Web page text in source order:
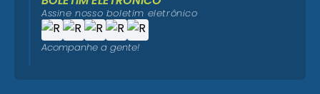
Assine nosso boletim eletrônico
Acompanhe a gente!